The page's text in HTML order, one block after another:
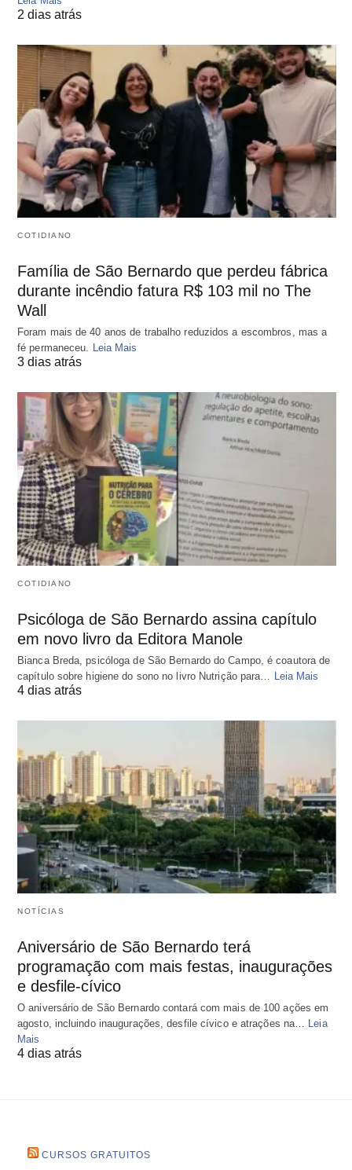
2 dias atrás
COTIDIANO
Família de São Bernardo que perdeu fábrica
durante incêndio fatura R$ 103 mil no The
Wall
Foram mais de 40 anos de trabalho reduzidos a escombros, mas a
fé permaneceu. Leia Mais
3 dias atrás
COTIDIANO
Psicóloga de São Bernardo assina capítulo
em novo livro da Editora Manole
Bianca Breda, psicóloga de São Bernardo do Campo, é coautora de
capítulo sobre higiene do sono no livro Nutrição para… Leia Mais
4 dias atrás
NOTÍCIAS
Aniversário de São Bernardo terá
programação com mais festas, inaugurações
e desfile-cívico
O aniversário de São Bernardo contará com mais de 100 ações em
agosto, incluindo inaugurações, desfile cívico e atrações na… Leia
Mais
4 dias atrás
CURSOS GRATUITOS